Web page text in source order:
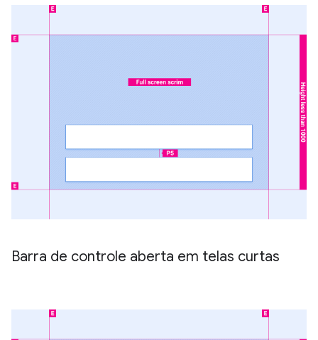
Barra de controle aberta em telas curtas